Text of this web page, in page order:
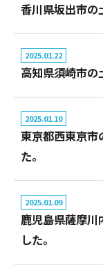
香川県坂出市の
2025.01.22
高知県須崎市の
2025.01.10
東京都西東京市
た。
2025.01.09
鹿児島県薩摩川
した。